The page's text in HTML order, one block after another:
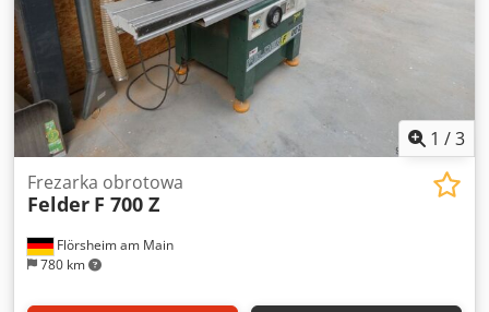
przedstawiają maszynę przed remontem Dostępność: ok. 4
tygodnie po złożeniu zamówienia Miejsce składowania:
Flörsheim
1 /3
Flörsheim am Main
780 km
Frezarka obrotowa
Felder F 700 Z